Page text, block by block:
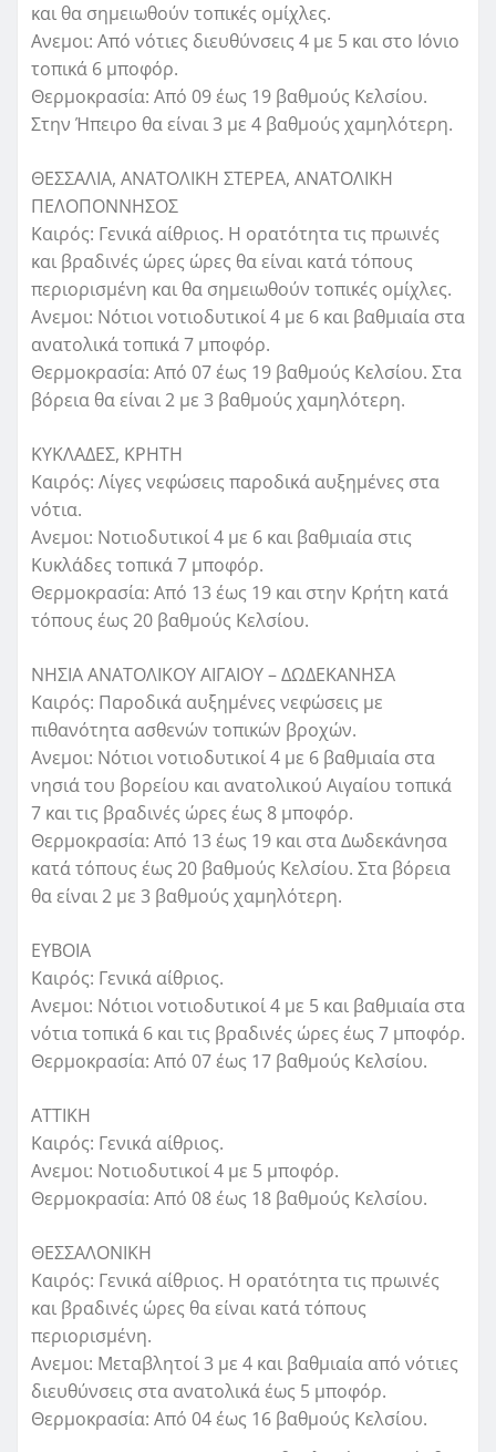
και θα σημειωθούν τοπικές ομίχλες.
Ανεμοι: Από νότιες διευθύνσεις 4 με 5 και στο Ιόνιο
τοπικά 6 μποφόρ.
Θερμοκρασία: Από 09 έως 19 βαθμούς Κελσίου.
Στην Ήπειρο θα είναι 3 με 4 βαθμούς χαμηλότερη.
ΘΕΣΣΑΛΙΑ, ΑΝΑΤΟΛΙΚΗ ΣΤΕΡΕΑ, ΑΝΑΤΟΛΙΚΗ
ΠΕΛΟΠΟΝΝΗΣΟΣ
Καιρός: Γενικά αίθριος. Η ορατότητα τις πρωινές
και βραδινές ώρες ώρες θα είναι κατά τόπους
περιορισμένη και θα σημειωθούν τοπικές ομίχλες.
Ανεμοι: Νότιοι νοτιοδυτικοί 4 με 6 και βαθμιαία στα
ανατολικά τοπικά 7 μποφόρ.
Θερμοκρασία: Από 07 έως 19 βαθμούς Κελσίου. Στα
βόρεια θα είναι 2 με 3 βαθμούς χαμηλότερη.
ΚΥΚΛΑΔΕΣ, ΚΡΗΤΗ
Καιρός: Λίγες νεφώσεις παροδικά αυξημένες στα
νότια.
Ανεμοι: Νοτιοδυτικοί 4 με 6 και βαθμιαία στις
Κυκλάδες τοπικά 7 μποφόρ.
Θερμοκρασία: Από 13 έως 19 και στην Κρήτη κατά
τόπους έως 20 βαθμούς Κελσίου.
ΝΗΣΙΑ ΑΝΑΤΟΛΙΚΟΥ ΑΙΓΑΙΟΥ – ΔΩΔΕΚΑΝΗΣΑ
Καιρός: Παροδικά αυξημένες νεφώσεις με
πιθανότητα ασθενών τοπικών βροχών.
Ανεμοι: Νότιοι νοτιοδυτικοί 4 με 6 βαθμιαία στα
νησιά του βορείου και ανατολικού Αιγαίου τοπικά
7 και τις βραδινές ώρες έως 8 μποφόρ.
Θερμοκρασία: Από 13 έως 19 και στα Δωδεκάνησα
κατά τόπους έως 20 βαθμούς Κελσίου. Στα βόρεια
θα είναι 2 με 3 βαθμούς χαμηλότερη.
ΕΥΒΟΙΑ
Καιρός: Γενικά αίθριος.
Ανεμοι: Νότιοι νοτιοδυτικοί 4 με 5 και βαθμιαία στα
νότια τοπικά 6 και τις βραδινές ώρες έως 7 μποφόρ.
Θερμοκρασία: Από 07 έως 17 βαθμούς Κελσίου.
ΑΤΤΙΚΗ
Καιρός: Γενικά αίθριος.
Ανεμοι: Νοτιοδυτικοί 4 με 5 μποφόρ.
Θερμοκρασία: Από 08 έως 18 βαθμούς Κελσίου.
ΘΕΣΣΑΛΟΝΙΚΗ
Καιρός: Γενικά αίθριος. Η ορατότητα τις πρωινές
και βραδινές ώρες θα είναι κατά τόπους
περιορισμένη.
Ανεμοι: Μεταβλητοί 3 με 4 και βαθμιαία από νότιες
διευθύνσεις στα ανατολικά έως 5 μποφόρ.
Θερμοκρασία: Από 04 έως 16 βαθμούς Κελσίου.